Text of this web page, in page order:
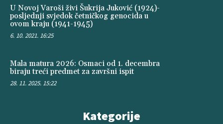
U Novoj Varoši živi Šukrija Juković (1924)-
posljednji svjedok četničkog genocida u
ovom kraju (1941-1945)
6. 10. 2021. 16:25
Mala matura 2026: Osmaci od 1. decembra
biraju treći predmet za završni ispit
28. 11. 2025. 15:22
Kategorije